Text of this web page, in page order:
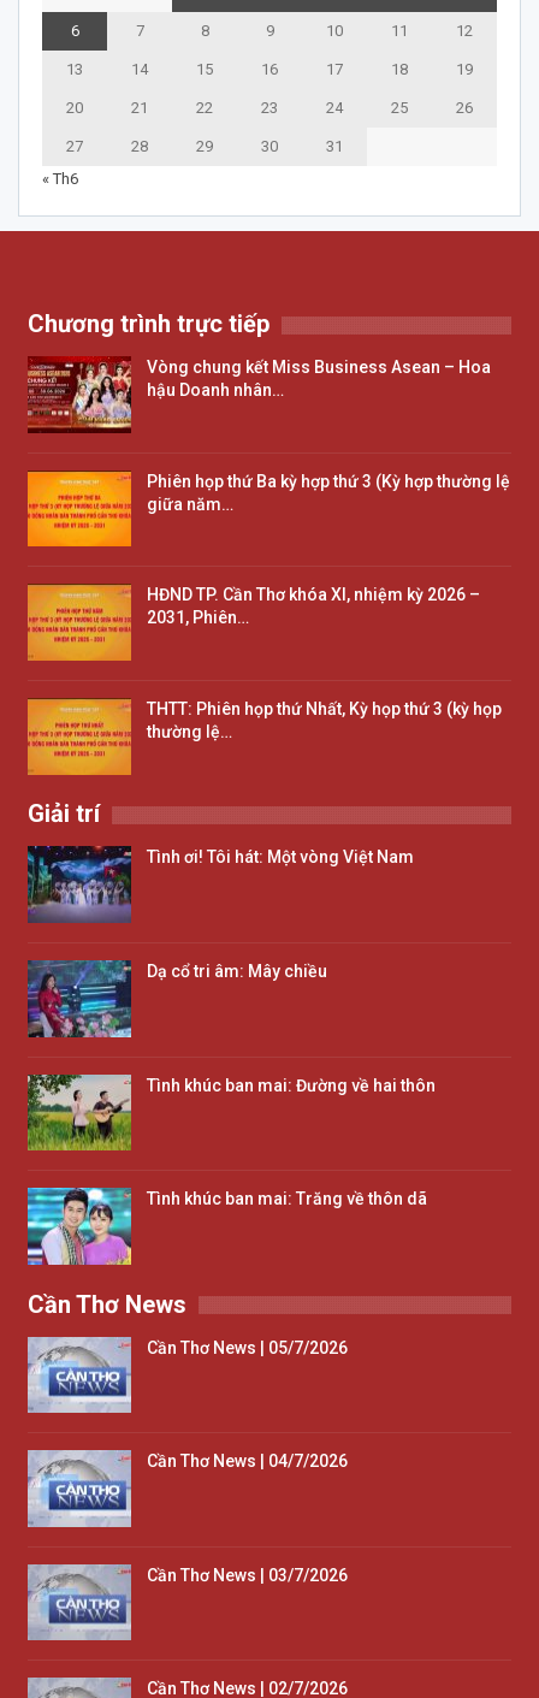
6 7 8 9 10 11 12
13 14 15 16 17 18 19
20 21 22 23 24 25 26
27 28 29 30
31
« Th6
Chương trình trực tiếp
Vòng chung kết Miss Business Asean – Hoa
hậu Doanh nhân…
Phiên họp thứ Ba kỳ hợp thứ 3 (Kỳ hợp thường lệ
giữa năm…
HĐND TP. Cần Thơ khóa XI, nhiệm kỳ 2026 –
2031, Phiên…
THTT: Phiên họp thứ Nhất, Kỳ họp thứ 3 (kỳ họp
thường lệ…
Giải trí
Tình ơi! Tôi hát: Một vòng Việt Nam
Dạ cổ tri âm: Mây chiều
Tình khúc ban mai: Đường về hai thôn
Tình khúc ban mai: Trăng về thôn dã
Cần Thơ News
Cần Thơ News | 05/7/2026
Cần Thơ News | 04/7/2026
Cần Thơ News | 03/7/2026
Cần Thơ News | 02/7/2026